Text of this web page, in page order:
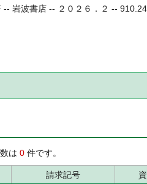
-- 岩波書店 -- ２０２６．２ --
は 0 件です。
請求記号